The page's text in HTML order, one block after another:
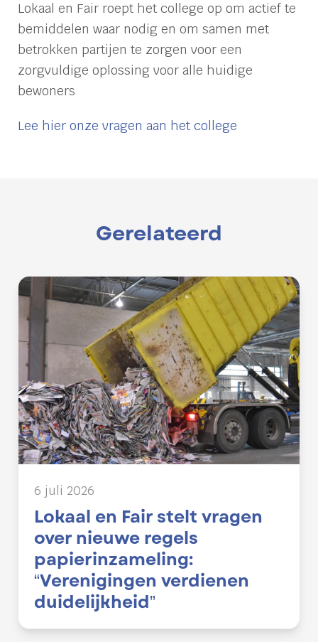
Lokaal en Fair roept het college op om actief te
bemiddelen waar nodig en om samen met
betrokken partijen te zorgen voor een
zorgvuldige oplossing voor alle huidige
bewoners
Lee hier onze vragen aan het college
Gerelateerd
6 juli 2026
Lokaal en Fair stelt vragen
over nieuwe regels
papierinzameling:
“Verenigingen verdienen
duidelijkheid”